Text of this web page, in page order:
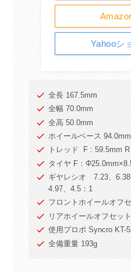
Yahooシ
全長 167.5mm
全幅 70.0mm
全高 50.0mm
ホイールベース 94.0mm
トレッド F : 59.5mm
タイヤ F：
ギヤレシオ 7.23、6.38
4.97、4.5：1
フロントホイールオフ
リアホイールオフセッ
使用プロポ Syncro KT-
全備重量 193g